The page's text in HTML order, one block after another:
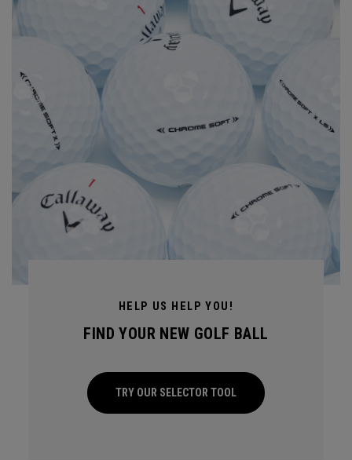
HELP US HELP YOU!
FIND YOUR NEW GOLF BALL
TRY OUR SELECTOR TOOL